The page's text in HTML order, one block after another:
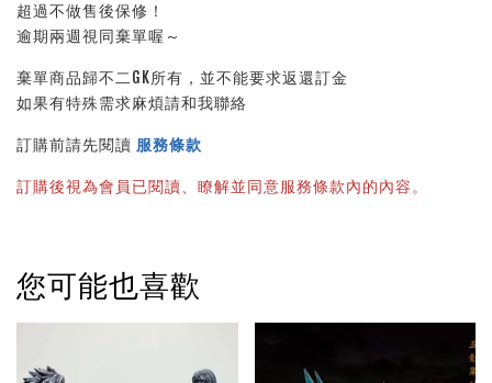
超過不做售後保修！
逾期兩週視同棄單喔～
棄單商品歸不二GK所有，並不能要求返還訂金
如果有特殊需求麻煩請和我聯絡
訂購前請先閱讀 服務條款
訂購後視為會員已閱讀、瞭解並同意服務條款內的內容。
您可能也喜歡